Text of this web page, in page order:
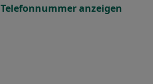
Telefonnummer anzeigen